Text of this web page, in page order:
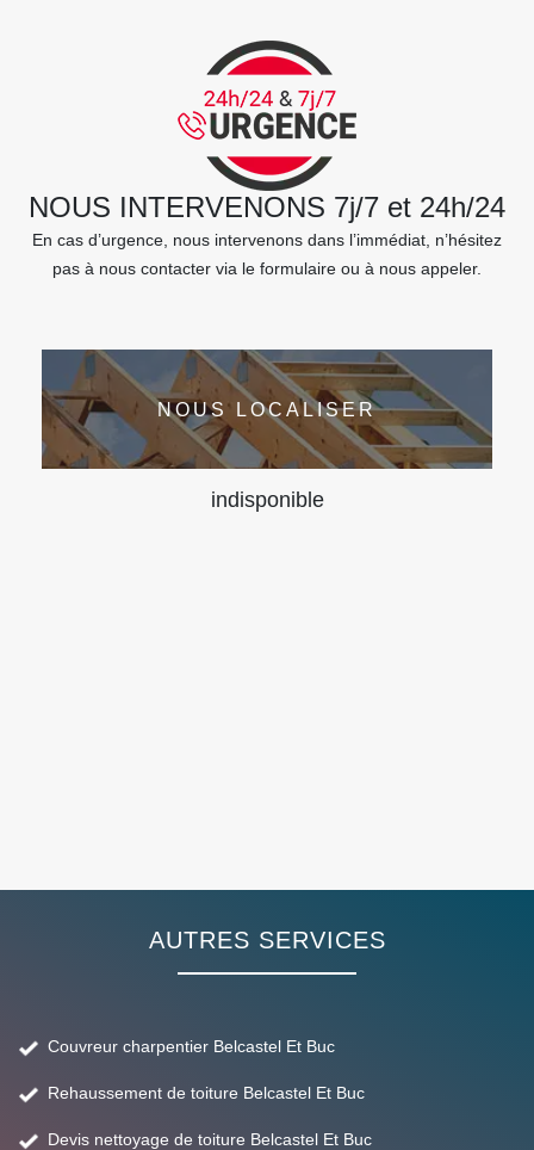
NOUS INTERVENONS 7j/7 et 24h/24
En cas d’urgence, nous intervenons dans l’immédiat, n’hésitez
pas à nous contacter via le formulaire ou à nous appeler.
NOUS LOCALISER
indisponible
AUTRES SERVICES
Couvreur charpentier Belcastel Et Buc
Rehaussement de toiture Belcastel Et Buc
Devis nettoyage de toiture Belcastel Et Buc